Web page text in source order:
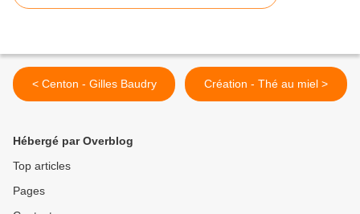
< Centon - Gilles Baudry Création - Thé au miel >
Hébergé par Overblog
Top articles
Pages